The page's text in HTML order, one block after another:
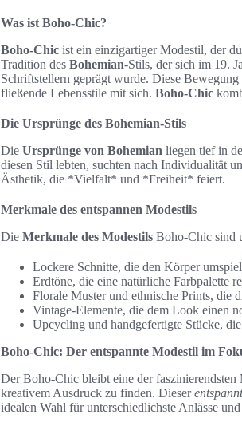
Was ist Boho-Chic?
Boho-Chic ist ein einzigartiger Modestil, der
Tradition des Bohemian-Stils, der sich im 19.
Schriftstellern geprägt wurde. Diese
fließende Lebensstile mit sich. Boho-Chic
Die Ursprünge des Bohemian-Stils
Die Ursprünge von Bohemian liegen tief in
diesen Stil lebten, suchten nach Individualität
Ästhetik, die *Vielfalt* und *Freiheit* feiert.
Merkmale des entspannen Modestils
Die Merkmale des Modestils Boho-Chic sind
Lockere Schnitte, die den Körper
Erdtöne, die eine natürliche Farbpalette
Florale Muster und ethnische Prints, die
Vintage-Elemente, die dem Look einen
Upcycling und handgefertigte Stücke,
Boho-Chic: Der entspannte Modestil im
Der Boho-Chic bleibt eine der
kreativem Ausdruck zu finden. Dieser
idealen Wahl für unterschiedlichste Anlässe